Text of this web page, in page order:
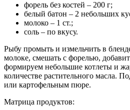
форель без костей – 200 г;
белый батон – 2 небольших
молоко – 1 ст.;
соль – по вкусу.
Рыбу промыть и измельчить в
молоке, смешать с форелью,
формируем небольшие котлеты и
количестве растительного масла.
или картофельным пюре.
Матрица продуктов: